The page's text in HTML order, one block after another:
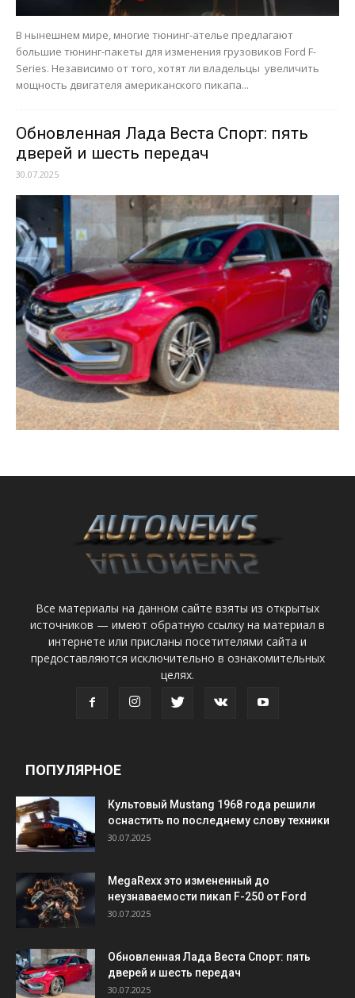
В нынешнем мире, многие тюнинг-ателье предлагают
большие тюнинг-пакеты для изменения грузовиков Ford F-
Series. Независимо от того, хотят ли владельцы увеличить
мощность двигателя американского пикапа...
Обновленная Лада Веста Спорт: пять
дверей и шесть передач
30.07.2025
Все материалы на данном сайте взяты из открытых
источников — имеют обратную ссылку на материал в
интернете или присланы посетителями сайта и
предоставляются исключительно в ознакомительных
целях.
ПОПУЛЯРНОЕ
Культовый Mustang 1968 года решили
оснастить по последнему слову техники
30.07.2025
MegaRexx это измененный до
неузнаваемости пикап F-250 от Ford
30.07.2025
Обновленная Лада Веста Спорт: пять
дверей и шесть передач
30.07.2025